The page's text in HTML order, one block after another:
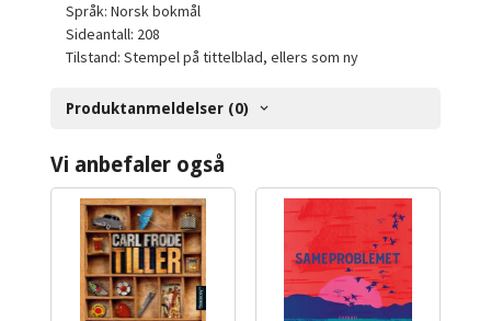
Språk: Norsk bokmål
Sideantall: 208
Tilstand: Stempel på tittelblad, ellers som ny
Produktanmeldelser (0)
Vi anbefaler også